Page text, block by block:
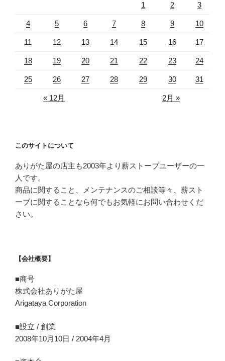
1 2 3
4 5 6 7 8 9 10
11 12 13 14 15 16 17
18 19 20 21 22 23 24
25 26 27 28 29 30 31
« 12月 2月 »
このサイトについて
ありがた屋の店主も2003年より薪ストーブユーザーの一
人です。
商品に関すること、メンテナンスのご相談等々、薪スト
ーブに関することなら何でもお気軽にお問い合わせくだ
さい。
【会社概要】
■商号
株式会社ありがた屋
Arigataya Corporation
■設立 / 創業
2008年10月10日 / 2004年4月